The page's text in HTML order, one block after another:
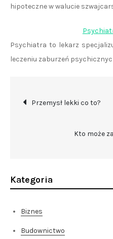
hipoteczne w walucie
Psychiatra to lekarz
leczeniu zaburzeń
Nawigacja
wpisu
Przemysł lekki co to?
Kto może
Kategoria
Biznes
Budownictwo